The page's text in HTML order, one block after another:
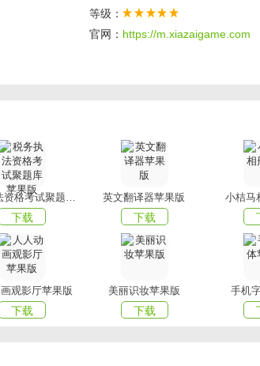
更多，只等你发现。
质内容，让你紧跟时事热点头条，你想知道
欢的内容，让更多的用户见识。
更新，还有更多神评论等你来看。
载相关内容吗？希望可以帮到您~更多安卓
等级：
官网： https://m.xiazaigame.com
税务执法资格考试聚题库苹果版
下载
英文翻译器苹果版
下载
小桔马
观影厅苹果版
下载
美丽识妆苹果版
下载
手机